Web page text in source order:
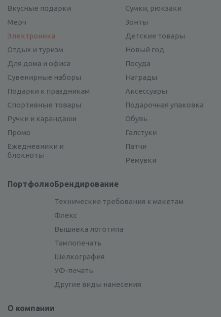
Вкусные подарки
Мерч
Электроника
Отдых и туризм
Для дома и офиса
Сувенирные наборы
Подарки к праздникам
Спортивные товары
Ручки и карандаши
Промо
Ежедневники и
блокноты
Сумки, рюкзаки
Зонты
Детские товары
Новый год
Посуда
Награды
Аксессуары
Подарочная упаковка
Обувь
Галстуки
Патчи
Ремувки
ПортфолиоБрендирование
Технические требования к макетам
Флекс
Вышивка логотипа
Тампопечать
Шелкография
УФ-печать
Другие виды нанесения
О компании